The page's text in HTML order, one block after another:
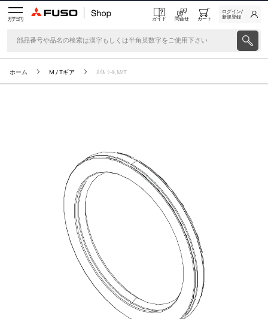
カテゴリ ガイド 問合せ カート
ログイン/
新規登録
ホーム M / Tギア ｵｲﾙ ｼ-ﾙ,M/T